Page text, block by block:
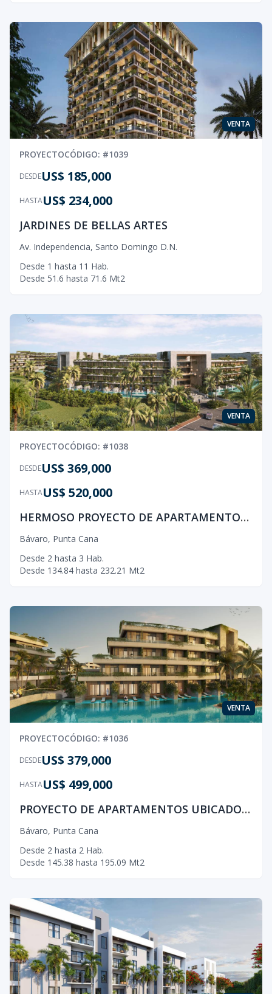
VENTA
PROYECTOCÓDIGO: #1039
DESDEUS$ 185,000
HASTAUS$ 234,000
JARDINES DE BELLAS ARTES
Av. Independencia, Santo Domingo D.N.
Desde 1 hasta 11 Hab.
Desde 51.6 hasta 71.6 Mt2
VENTA
PROYECTOCÓDIGO: #1038
DESDEUS$ 369,000
HASTAUS$ 520,000
HERMOSO PROYECTO DE APARTAMENTOS UBICADO EN PUNTA CANA
Bávaro, Punta Cana
Desde 2 hasta 3 Hab.
Desde 134.84 hasta 232.21 Mt2
VENTA
PROYECTOCÓDIGO: #1036
DESDEUS$ 379,000
HASTAUS$ 499,000
PROYECTO DE APARTAMENTOS UBICADO EN BAVARO, PUNTA CANA
Bávaro, Punta Cana
Desde 2 hasta 2 Hab.
Desde 145.38 hasta 195.09 Mt2